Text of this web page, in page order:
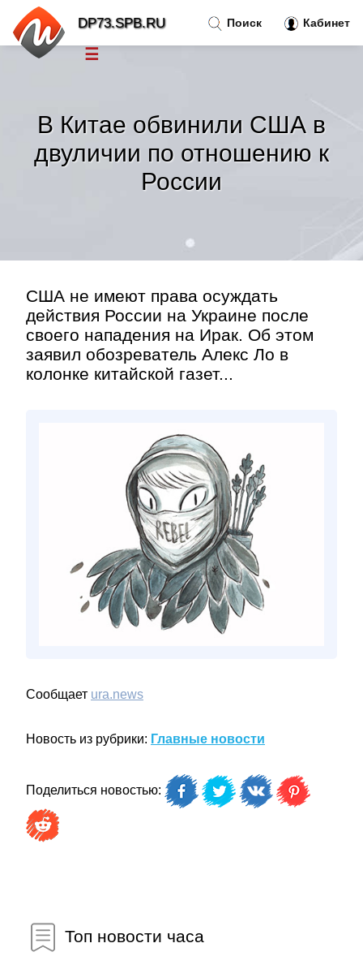
В Китае обвинили США в
двуличии по отношению к
России
США не имеют права осуждать
действия России на Украине после
своего нападения на Ирак. Об этом
заявил обозреватель Алекс Ло в
колонке китайской газет...
Сообщает ura.news
Новость из рубрики: Главные новости
Поделиться новостью:
Топ новости часа
Поиск Кабинет
DP73.SPB.RU
☰
Тренды новостей »